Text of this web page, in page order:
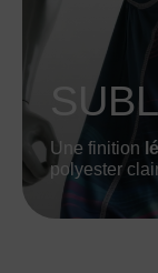
Une finition
polyester